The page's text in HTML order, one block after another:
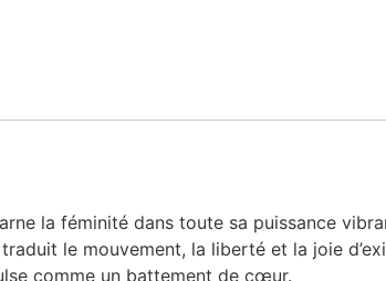
la féminité dans toute sa puissance
le mouvement, la liberté et la joie
comme un battement de cœur.